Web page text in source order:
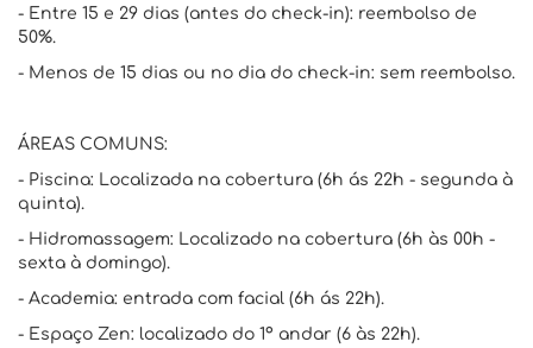
- Entre 15 e 29 dias (antes do check-in): reembolso de
50%.
- Menos de 15 dias ou no dia do check-in: sem reembolso.
ÁREAS COMUNS:
- Piscina: Localizada na cobertura (6h ás 22h - segunda à
quinta).
- Hidromassagem: Localizado na cobertura (6h às 00h -
sexta à domingo).
- Academia: entrada com facial (6h ás 22h).
- Espaço Zen: localizado do 1º andar (6 às 22h).